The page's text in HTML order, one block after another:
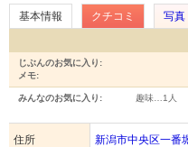
基本情報 クチコミ
写真
じぶんのお気に入り:
メモ:
みんなのお気に入り: 趣味… 1人
住所 新潟市中央区一番